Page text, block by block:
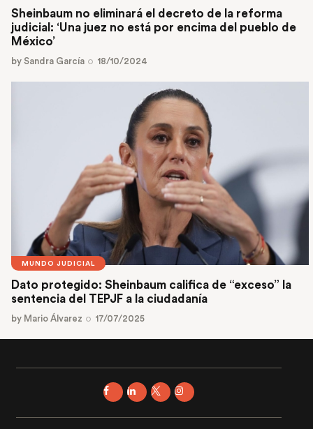
Sheinbaum no eliminará el decreto de la reforma
judicial: ‘Una juez no está por encima del pueblo de
México’
by Sandra García 18/10/2024
MUNDO JUDICIAL
Dato protegido: Sheinbaum califica de “exceso” la
sentencia del TEPJF a la ciudadanía
by Mario Álvarez 17/07/2025